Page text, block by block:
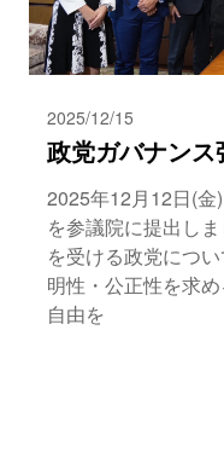
2025/12/15
政党ガバナン
2025年12月12日(金
を参議院に提出し
を受ける政党につ
明性・公正性を求
自由を